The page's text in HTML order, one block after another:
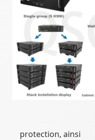
protection, ainsi